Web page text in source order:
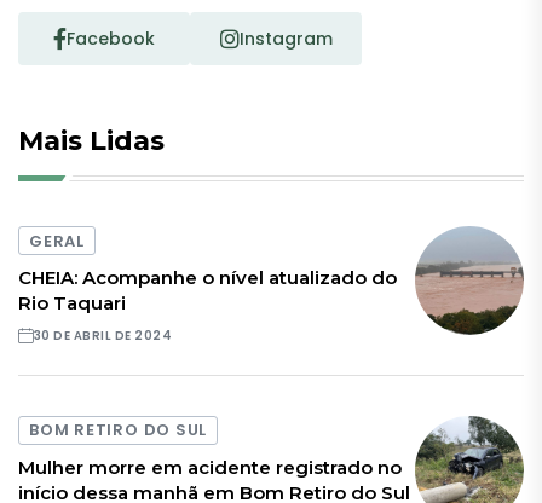
Facebook Instagram
Mais Lidas
GERAL
CHEIA: Acompanhe o nível atualizado do
Rio Taquari
30 DE ABRIL DE 2024
BOM RETIRO DO SUL
Mulher morre em acidente registrado no
início dessa manhã em Bom Retiro do Sul